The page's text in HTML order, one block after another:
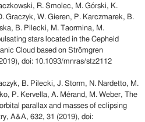
R. Smolec, M. Górski, K.
Graczyk, W. Gieren, P. Karczmarek, B.
B. Pilecki, M. Taormina, M.
stars located in the Cepheid
Cloud based on Strömgren
doi: 10.1093/mnras/stz2112
B. Pilecki, J. Storm, N. Nardetto, M.
P. Kervella, A. Mérand, M. Weber, The
parallax and masses of eclipsing
A&A, 632, 31 (2019), doi: